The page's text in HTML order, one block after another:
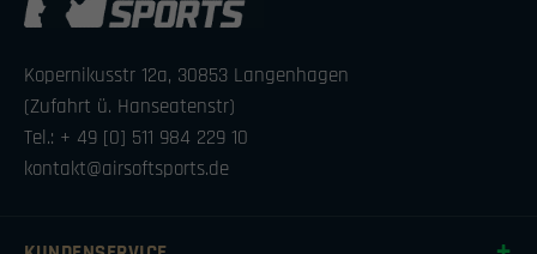
Kopernikusstr 12a, 30853 Langenhagen
(Zufahrt ü. Hanseatenstr)
Tel.: + 49 [0] 511 984 229 10
kontakt@airsoftsports.de